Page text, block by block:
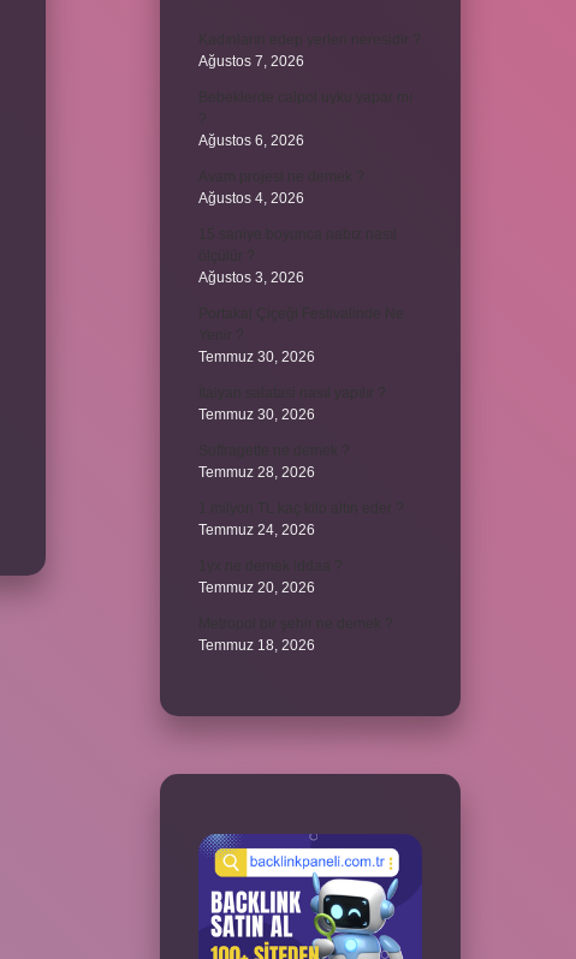
Ağustos 7, 2026
Ağustos 6, 2026
Ağustos 4, 2026
Ağustos 3, 2026
Temmuz 30, 2026
Temmuz 30, 2026
Temmuz 28, 2026
Temmuz 24, 2026
Temmuz 20, 2026
Temmuz 18, 2026